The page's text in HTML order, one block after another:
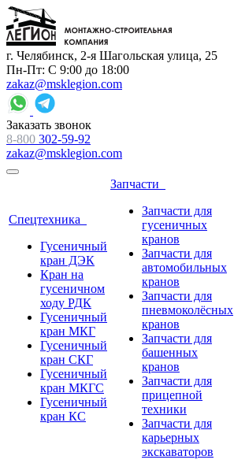
г. Челябинск, 2-я Шагольская улица, 25
Пн-Пт: С 9:00 до 18:00
zakaz@msklegion.com
Заказать звонок
8-800 302-59-92
zakaz@msklegion.com
Спецтехника
Гусеничный
кран ДЭК
Кран на
гусеничном
ходу РДК
Гусеничный
кран МКГ
Гусеничный
кран СКГ
Гусеничный
кран МКГС
Гусеничный
кран КС
Запчасти
Запчасти для
гусеничных
кранов
Запчасти для
автомобильных
кранов
Запчасти для
пневмоколёсных
кранов
Запчасти для
башенных
кранов
Запчасти для
прицепной
техники
Запчасти для
карьерных
экскаваторов